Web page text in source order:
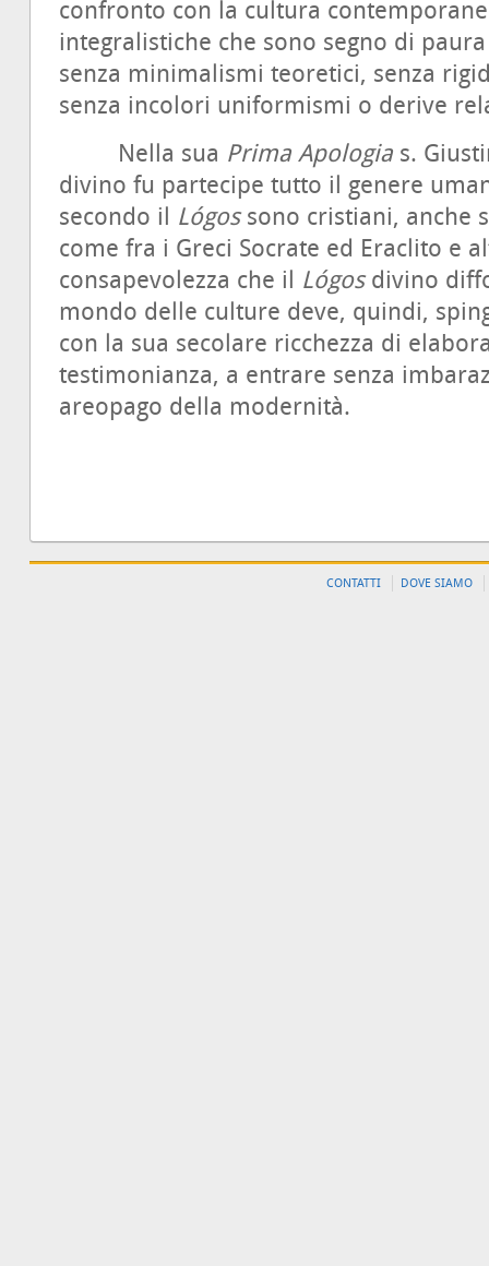
confronto con la cultura
integralistiche che sono segno di
senza minimalismi teoretici, senza
senza incolori uniformismi o derive
Nella sua Prima Apologia s.
divino fu partecipe tutto il genere
secondo il Lógossono cristiani, anche
come fra i Greci Socrate ed Eraclito e
consapevolezza che il Lógosdivino
mondo delle culture deve, quindi,
con la sua secolare ricchezza di
testimonianza, a entrare senza
areopago della modernità.
CONTATTI DOVE SIAMO